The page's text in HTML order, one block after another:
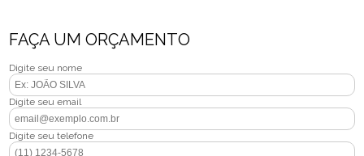
FAÇA UM ORÇAMENTO
Digite seu nome
Digite seu email
Digite seu telefone